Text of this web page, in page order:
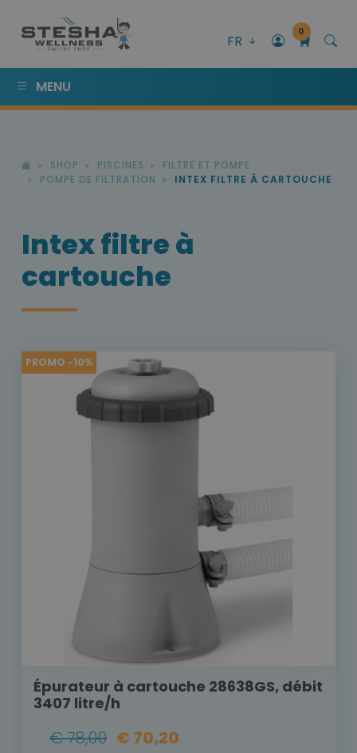
FR
0
MENU
SHOP PISCINES
FILTRE ET POMPE
POMPE DE FILTRATION
INTEX FILTRE À CARTOUCHE
Intex filtre à
cartouche
PROMO -10%
Épurateur à cartouche 28638GS, débit
3407 litre/h
€ 78,00 € 70,20